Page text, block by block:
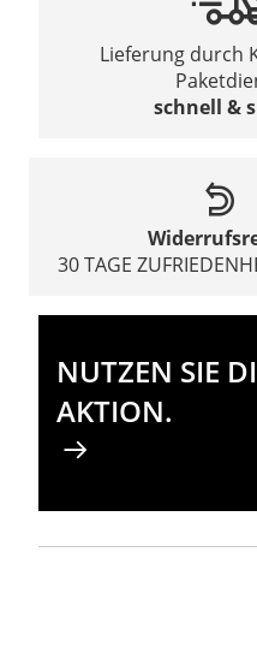
Lieferung durch
schnell &
30 TAGE
NUTZEN SIE
AKTION.